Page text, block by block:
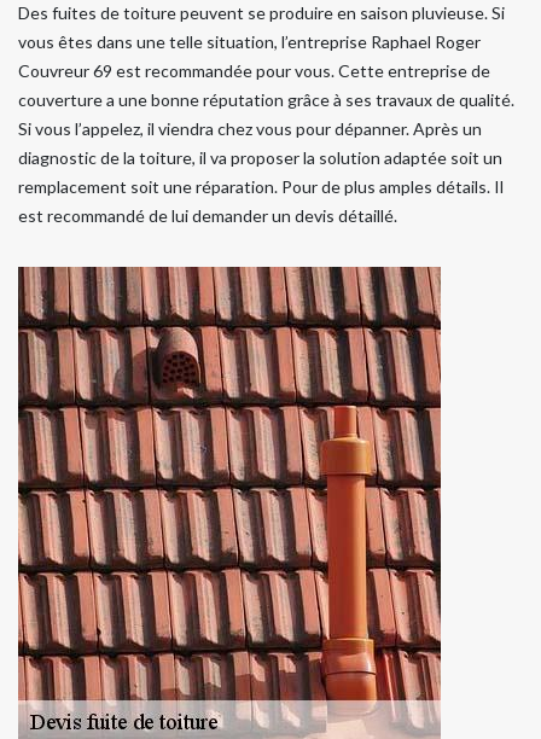
Des fuites de toiture peuvent se produire en saison pluvieuse. Si
vous êtes dans une telle situation, l’entreprise Raphael Roger
Couvreur 69 est recommandée pour vous. Cette entreprise de
couverture a une bonne réputation grâce à ses travaux de qualité.
Si vous l’appelez, il viendra chez vous pour dépanner. Après un
diagnostic de la toiture, il va proposer la solution adaptée soit un
remplacement soit une réparation. Pour de plus amples détails. Il
est recommandé de lui demander un devis détaillé.